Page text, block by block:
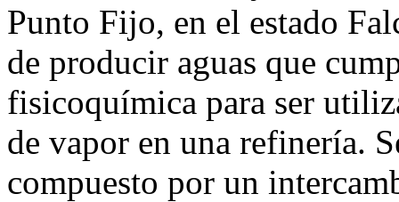
Punto Fijo, en el estado
de producir aguas que
fisicoquímica para ser
de vapor en una refinería.
compuesto por un